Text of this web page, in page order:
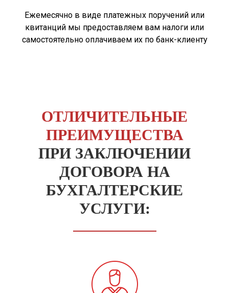
Ежемесячно в виде платежных поручений или
квитанций мы предоставляем вам налоги или
самостоятельно оплачиваем их по банк-клиенту
ОТЛИЧИТЕЛЬНЫЕ
ПРЕИМУЩЕСТВА
ПРИ ЗАКЛЮЧЕНИИ
ДОГОВОРА НА
БУХГАЛТЕРСКИЕ
УСЛУГИ: